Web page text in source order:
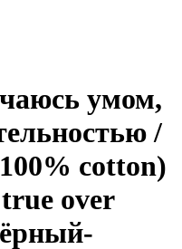
умом,
/
cotton)
over